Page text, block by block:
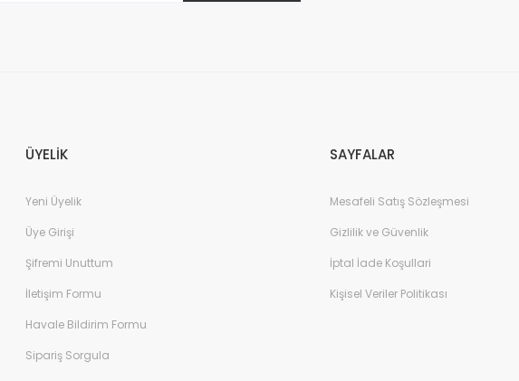
ÜYELİK
Yeni Üyelik
Üye Girişi
Şifremi Unuttum
İletişim Formu
Havale Bildirim Formu
Sipariş Sorgula
SAYFALAR
Mesafeli Satış Sözleşmesi
Gizlilik ve Güvenlik
İptal İade Koşullari
Kişisel Veriler Politikası